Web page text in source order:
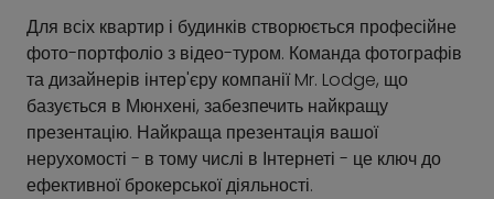
Для всіх квартир і будинків створюється професійне
фото-портфоліо з відео-туром. Команда фотографів
та дизайнерів інтер'єру компанії Mr. Lodge, що
базується в Мюнхені, забезпечить найкращу
презентацію. Найкраща презентація вашої
нерухомості - в тому числі в Інтернеті - це ключ до
ефективної брокерської діяльності.